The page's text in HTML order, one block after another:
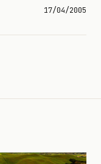
17/04/2005